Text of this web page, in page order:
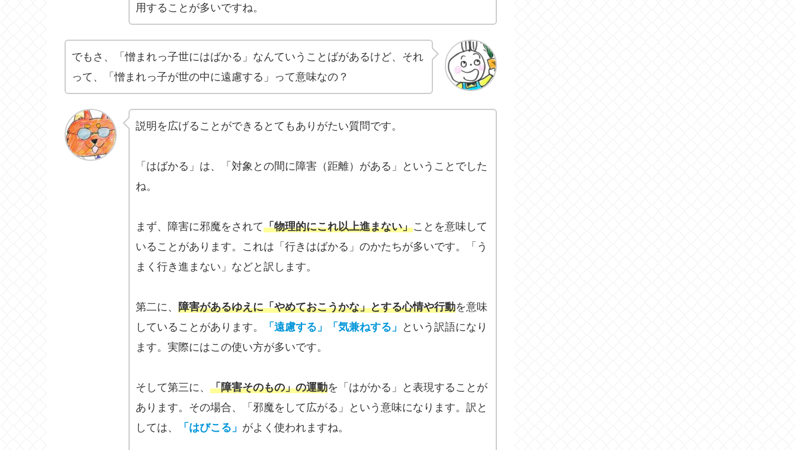
用することが多いですね。
でもさ、「憎まれっ子世にはばかる」なんていうことばがあるけど、それ
って、「憎まれっ子が世の中に遠慮する」って意味なの？
説明を広げることができるとてもありがたい質問です。
「はばかる」は、「対象との間に障害（距離）がある」ということでした
ね。
まず、障害に邪魔をされて「物理的にこれ以上進まない」ことを意味して
いることがあります。これは「行きはばかる」のかたちが多いです。「う
まく行き進まない」などと訳します。
第二に、 障害があるゆえに「やめておこうかな」とする心情や行動を意味
していることがあります。
「遠慮する」「気兼ねする」
という訳語になり
ます。実際にはこの使い方が多いです。
そして第三に、 「障害そのもの」の運動を「はがかる」と表現することが
あります。その場合、「邪魔をして広がる」という意味になります。訳と
しては、
「はびこる」 がよく使われますね。